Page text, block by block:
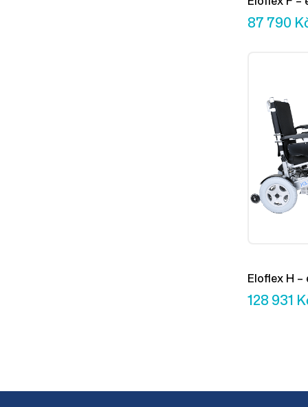
87 790
Eloflex H
128 931